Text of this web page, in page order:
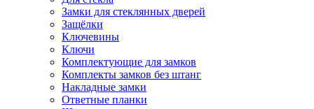
Замки для стеклянных дверей
Защёлки
Ключевины
Ключи
Комплектующие для замков
Комплекты замков без штанг
Накладные замки
Ответные планки